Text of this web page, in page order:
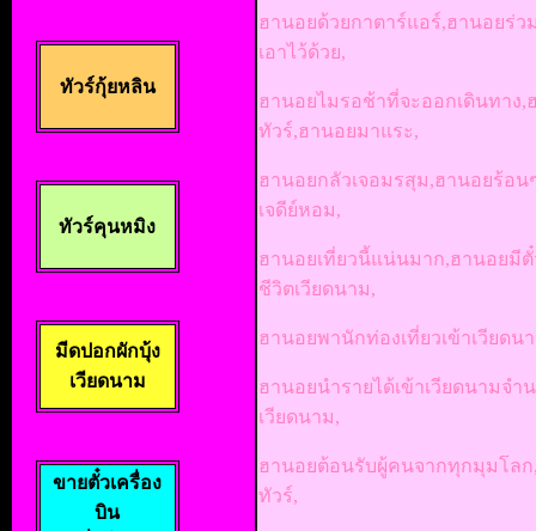
ทัวร์กุ้ยหลิน
ทัวร์คุนหมิง
มีดปอกผักบุ้ง
เวียดนาม
ขายตั๋วเครื่อง
บิน
ฮานอยด้วยกาตาร์แอร์,ฮานอยร่
เอาไว้ด้วย,
ฮานอยไมรอช้าที่จะออกเดินทาง
ทัวร์,ฮานอยมาแระ,
ฮานอยกลัวเจอมรสุม,ฮานอยร้อ
เจดีย์หอม,
ฮานอยเที่ยวนี้แน่นมาก,ฮานอยมี
ชีวิตเวียดนาม,
ฮานอยพานักท่องเที่ยวเข้าเวียด
ฮานอยนำรายได้เข้าเวียดนามจ
เวียดนาม,
ฮานอยต้อนรับผู้คนจากทุกมุมโล
ทัวร์,